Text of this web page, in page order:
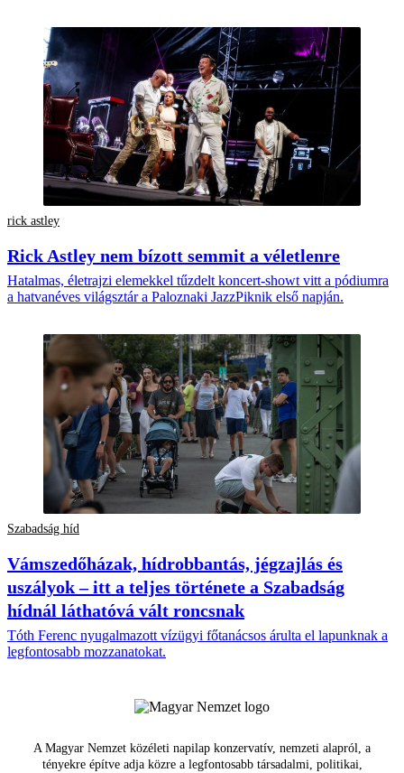
rick astley
Rick Astley nem bízott semmit a véletlenre
Hatalmas, életrajzi elemekkel tűzdelt koncert-showt vitt a pódiumra
a hatvanéves világsztár a Paloznaki JazzPiknik első napján.
Szabadság híd
Vámszedőházak, hídrobbantás, jégzajlás és
uszályok – itt a teljes története a Szabadság
hídnál láthatóvá vált roncsnak
Tóth Ferenc nyugalmazott vízügyi főtanácsos árulta el lapunknak a
legfontosabb mozzanatokat.
A Magyar Nemzet közéleti napilap konzervatív, nemzeti alapról, a
tényekre építve adja közre a legfontosabb társadalmi, politikai,